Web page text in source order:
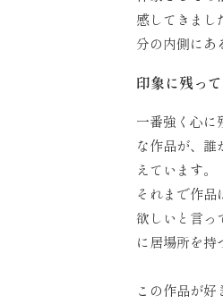
感してきまし
分の内側にあ
印象に残っ
一番強く心に
な作品が、
えています。
それまで作品
欲しいと言っ
に居場所を持
この作品が